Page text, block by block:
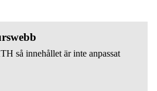
så innehållet är inte anpassat